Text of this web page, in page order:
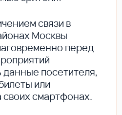
связи в
Москвы
перед
посетителя,
или
своих смартфонах.